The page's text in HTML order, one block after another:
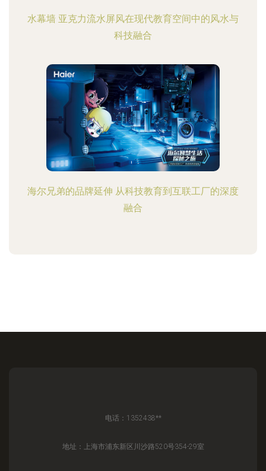
水幕墙 亚克力流水屏风在现代教育空间中的风水与
科技融合
海尔兄弟的品牌延伸 从科技教育到互联工厂的深度
融合
电话：1352438**
地址：上海市浦东新区川沙路520号354-29室